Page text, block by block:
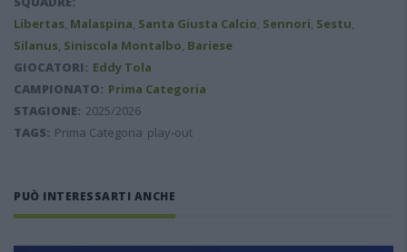
Libertas, Malaspina, Santa Giusta Calcio, Sennori, Sestu,
Silanus, Siniscola Montalbo, Bariese
GIOCATORI: Eddy Tola
CAMPIONATO: Prima Categoria
STAGIONE: 2025/2026
TAGS: Prima Categoria play-out
PUÒ INTERESSARTI ANCHE